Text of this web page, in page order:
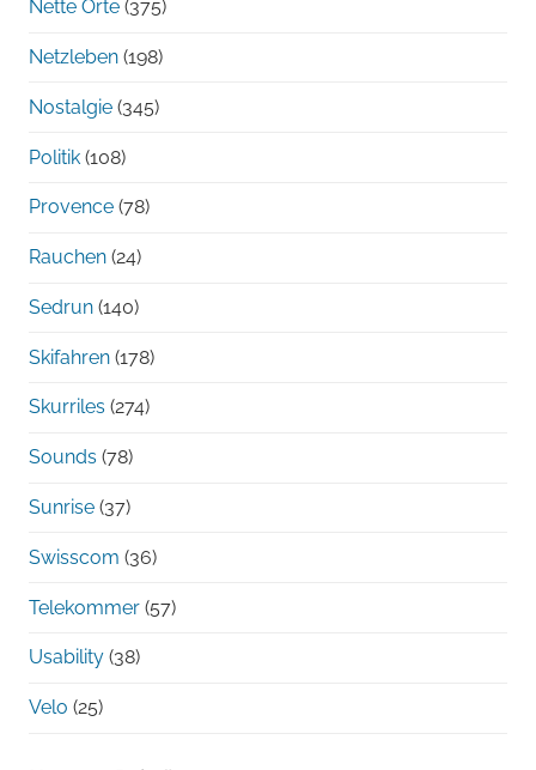
Nette Orte (375)
Netzleben (198)
Nostalgie (345)
Politik (108)
Provence (78)
Rauchen (24)
Sedrun (140)
Skifahren (178)
Skurriles (274)
Sounds (78)
Sunrise (37)
Swisscom (36)
Telekommer (57)
Usability (38)
Velo (25)